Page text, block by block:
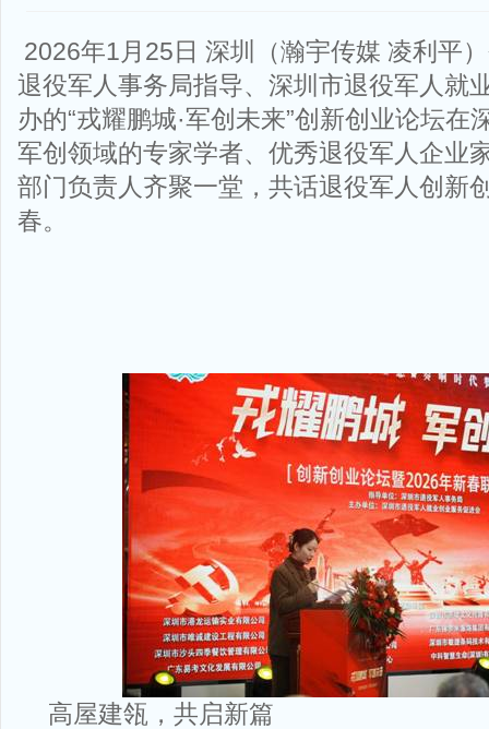
2026年1月25日 深圳（瀚宇传媒 凌利平
退役军人事务局指导、深圳市退役军人就
办的“戎耀鹏城·军创未来”创新创业论坛在
军创领域的专家学者、优秀退役军人企业
部门负责人齐聚一堂，共话退役军人创新
春。
高屋建瓴，共启新篇